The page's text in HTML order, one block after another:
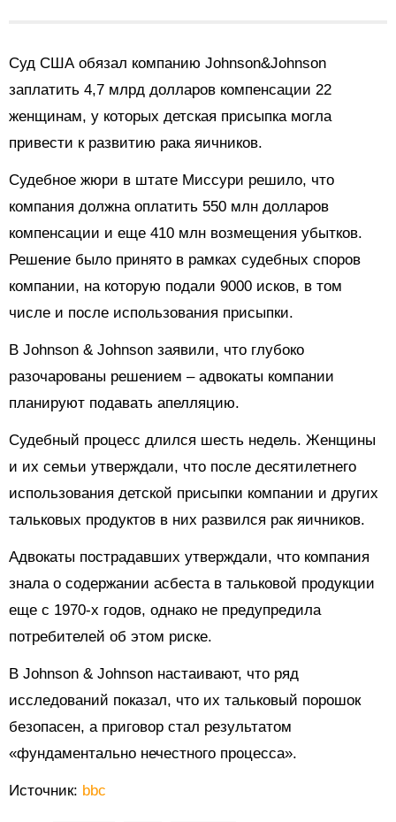
Суд США обязал компанию Johnson&Johnson
заплатить 4,7 млрд долларов компенсации 22
женщинам, у которых детская присыпка могла
привести к развитию рака яичников.
Судебное жюри в штате Миссури решило, что
компания должна оплатить 550 млн долларов
компенсации и еще 410 млн возмещения убытков.
Решение было принято в рамках судебных споров
компании, на которую подали 9000 исков, в том
числе и после использования присыпки.
В Johnson & Johnson заявили, что глубоко
разочарованы решением – адвокаты компании
планируют подавать апелляцию.
Судебный процесс длился шесть недель. Женщины
и их семьи утверждали, что после десятилетнего
использования детской присыпки компании и других
тальковых продуктов в них развился рак яичников.
Адвокаты пострадавших утверждали, что компания
знала о содержании асбеста в тальковой продукции
еще с 1970-х годов, однако не предупредила
потребителей об этом риске.
В Johnson & Johnson настаивают, что ряд
исследований показал, что их тальковый порошок
безопасен, а приговор стал результатом
«фундаментально нечестного процесса».
Источник: bbc